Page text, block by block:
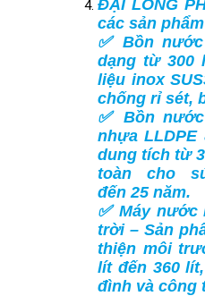
ĐẠI LONG
các sản
✅ Bồn
dạng từ 300
liệu inox
chống rỉ sét,
✅ Bồn
nhựa LLDPE
dung tích từ
toàn cho
đến 25 năm.
✅ Máy
trời – Sản
thiện môi
lít đến 360
đình và công